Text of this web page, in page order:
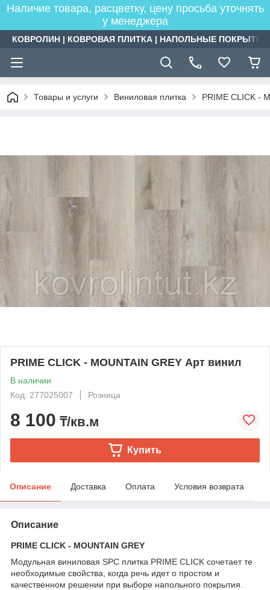
Наличие товара, расцветку, цену просьба уточнять
у менеджера
КОВРОЛИН | КОВРОВАЯ ПЛИТКА | НАПОЛЬНЫЕ
Товары и услуги Виниловая плитка PRIME CLICK -
PRIME CLICK - MOUNTAIN GREY Арт винил
В наличии
Код: 277025007
Розница
8 100 ₸/кв.м
Купить
Описание Доставка Оплата Условия возврата
Описание
PRIME CLICK - MOUNTAIN GREY
Модульная виниловая SPC плитка PRIME CLICK сочетает те
необходимые свойства, когда речь идет о простом и
качественном решении при выборе напольного покрытия.